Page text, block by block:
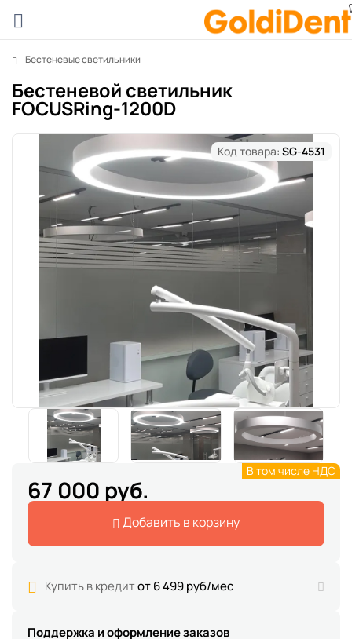
Бестеневые светильники
Бестеневой светильник
FOCUSRing-1200D
Код товара: SG-4531
67 000 руб.
Добавить в корзину
В том числе НДС
Купить в кредитот 6 499 руб/мес
Поддержка и оформление заказов